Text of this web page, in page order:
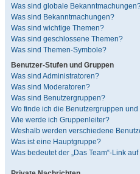
Was sind globale
Was sind Bekanntmachungen?
Was sind wichtige Themen?
Was sind geschlossene Themen?
Was sind Themen-Symbole?
Benutzer-Stufen und Gruppen
Was sind Administratoren?
Was sind Moderatoren?
Was sind Benutzergruppen?
Wo finde ich die Benutzergruppen
Wie werde ich Gruppenleiter?
Weshalb werden verschiedene
Was ist eine Hauptgruppe?
Was bedeutet der „Das Team“-Link